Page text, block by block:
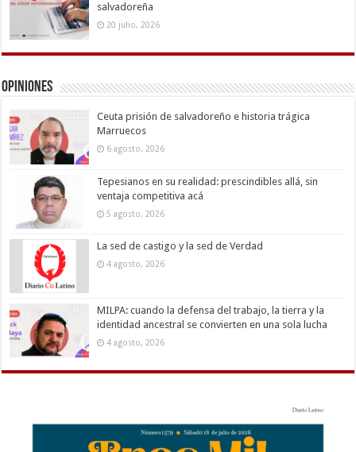
salvadoreña
20 julio, 2026
Opiniones
Ceuta prisión de salvadoreño e historia trágica
Marruecos
6 agosto, 2026
Tepesianos en su realidad: prescindibles allá, sin
ventaja competitiva acá
5 agosto, 2026
La sed de castigo y la sed de Verdad
4 agosto, 2026
MILPA: cuando la defensa del trabajo, la tierra y la
identidad ancestral se convierten en una sola lucha
4 agosto, 2026